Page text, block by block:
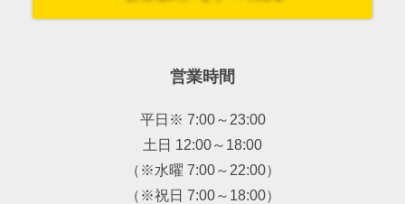
営業時間
平日※ 7:00～23:00
土日 12:00～18:00
（※水曜 7:00～22:00）
（※祝日 7:00～18:00）